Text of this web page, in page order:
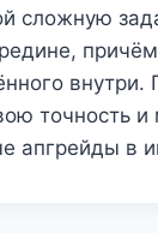
сложную
точность
апгрейды в